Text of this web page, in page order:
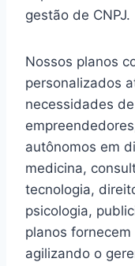
gestão de CNPJ.
Nossos planos
personalizados
necessidades
autônomos em
medicina,
tecnologia,
psicologia,
planos
agilizando o